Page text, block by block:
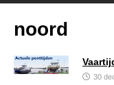
noord
30